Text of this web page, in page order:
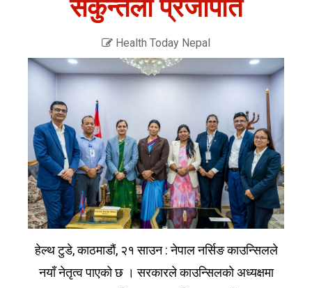
सकुन्तला प्रजापति
Health Today Nepal
हेल्थ टुडे, काठमाडौं, २१ साउन : नेपाल नर्सिङ काउन्सिलले
नयाँ नेतृत्व पाएको छ । सरकारले काउन्सिलको अध्यक्षमा